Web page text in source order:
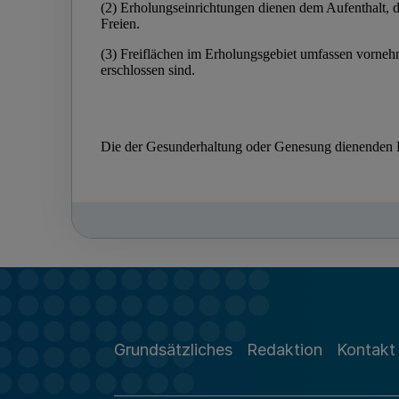
Grundsätzliches Redaktion Kontakt